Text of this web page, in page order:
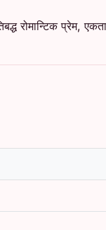
रोमान्टिक प्रेम,